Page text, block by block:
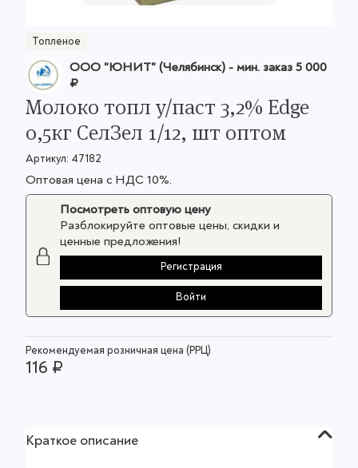
Топленое
ООО "ЮНИТ" (Челябинск)- мин. заказ5 000
₽
Молоко топл у/паст 3,2% Edge
0,5кг СелЗел 1/12, шт оптом
Артикул: 47182
Оптовая цена с НДС 10%.
Посмотреть оптовую цену
Разблокируйте оптовые цены, скидки и
ценные предложения!
Регистрация
Войти
Рекомендуемая розничная цена (РРЦ)
116 ₽
Краткое описание